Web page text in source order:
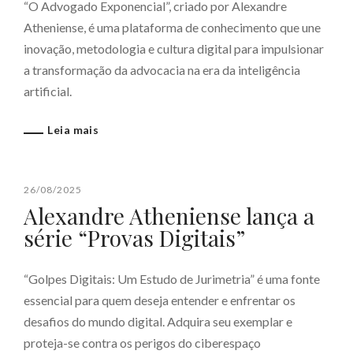
“O Advogado Exponencial”, criado por Alexandre
Atheniense, é uma plataforma de conhecimento que une
inovação, metodologia e cultura digital para impulsionar
a transformação da advocacia na era da inteligência
artificial.
Leia mais
26/08/2025
Alexandre Atheniense lança a
série “Provas Digitais”
“Golpes Digitais: Um Estudo de Jurimetria” é uma fonte
essencial para quem deseja entender e enfrentar os
desafios do mundo digital. Adquira seu exemplar e
proteja-se contra os perigos do ciberespaço